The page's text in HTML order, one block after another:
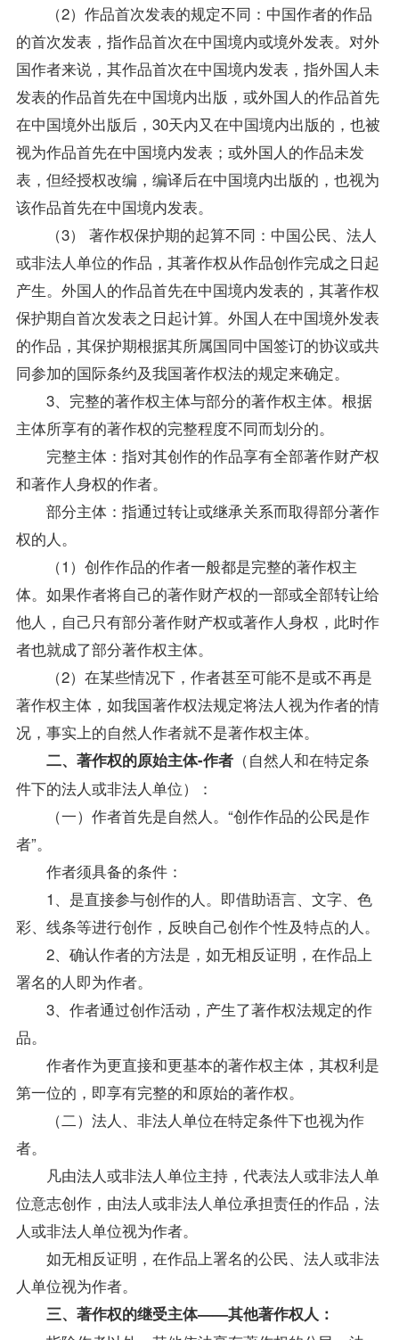
（2）作品首次发表的规定不同：中国作者的作品
的首次发表，指作品首次在中国境内或境外发表。对外
国作者来说，其作品首次在中国境内发表，指外国人未
发表的作品首先在中国境内出版，或外国人的作品首先
在中国境外出版后，30天内又在中国境内出版的，也被
视为作品首先在中国境内发表；或外国人的作品未发
表，但经授权改编，编译后在中国境内出版的，也视为
该作品首先在中国境内发表。
（3） 著作权保护期的起算不同：中国公民、法人
或非法人单位的作品，其著作权从作品创作完成之日起
产生。外国人的作品首先在中国境内发表的，其著作权
保护期自首次发表之日起计算。外国人在中国境外发表
的作品，其保护期根据其所属国同中国签订的协议或共
同参加的国际条约及我国著作权法的规定来确定。
3、完整的著作权主体与部分的著作权主体。根据
主体所享有的著作权的完整程度不同而划分的。
完整主体：指对其创作的作品享有全部著作财产权
和著作人身权的作者。
部分主体：指通过转让或继承关系而取得部分著作
权的人。
（1）创作作品的作者一般都是完整的著作权主
体。如果作者将自己的著作财产权的一部或全部转让给
他人，自己只有部分著作财产权或著作人身权，此时作
者也就成了部分著作权主体。
（2）在某些情况下，作者甚至可能不是或不再是
著作权主体，如我国著作权法规定将法人视为作者的情
况，事实上的自然人作者就不是著作权主体。
二、著作权的原始主体-作者（自然人和在特定条
件下的法人或非法人单位）：
（一）作者首先是自然人。“创作作品的公民是作
者”。
作者须具备的条件：
1、是直接参与创作的人。即借助语言、文字、色
彩、线条等进行创作，反映自己创作个性及特点的人。
2、确认作者的方法是，如无相反证明，在作品上
署名的人即为作者。
3、作者通过创作活动，产生了著作权法规定的作
品。
作者作为更直接和更基本的著作权主体，其权利是
第一位的，即享有完整的和原始的著作权。
（二）法人、非法人单位在特定条件下也视为作
者。
凡由法人或非法人单位主持，代表法人或非法人单
位意志创作，由法人或非法人单位承担责任的作品，法
人或非法人单位视为作者。
如无相反证明，在作品上署名的公民、法人或非法
人单位视为作者。
三、著作权的继受主体——其他著作权人：